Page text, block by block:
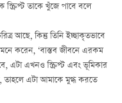
তাকে খুঁজে পাবে বলে
আছে, কিন্তু তিনি ইচ্ছাকৃতভাবে
করেন, ‘বাস্তব জীবনে এরকম
এটা এখনও স্ক্রিপ্ট এবং ভূমিকার
তাহলে এটা আমাকে মুগ্ধ করতে